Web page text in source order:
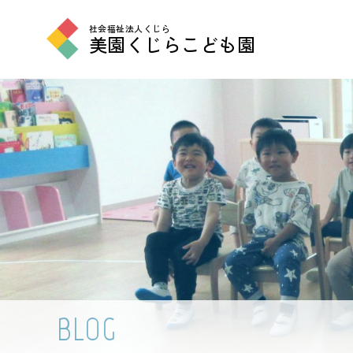
社会福祉法人くじら
美園くじらこども園
BLOG